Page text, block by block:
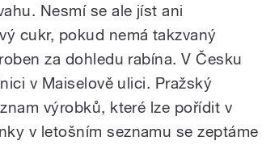
Nesmí se ale jíst ani
cukr, pokud nemá takzvaný
za dohledu rabína. V Česku
v Maiselově ulici. Pražský
výrobků, které lze pořídit v
v letošním seznamu se zeptáme